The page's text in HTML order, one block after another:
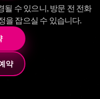
수 있으니, 방문 전 전화
을 잡으실 수 있습니다.
약